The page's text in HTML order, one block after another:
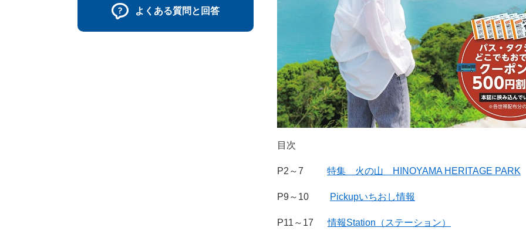
目次
P2～7 特集 火の山 HINOYAMA HERITAGE PARK
P9～10 Pickupいちおし情報
P11～17情報Station（ステーション）
よくある質問と回答